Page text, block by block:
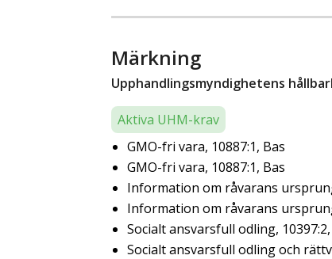
Märkning
Upphandlingsmyndighetens
Aktiva UHM-krav
GMO-fri vara, 10887:1, Bas
GMO-fri vara, 10887:1, Bas
Information om råvarans
Information om råvarans
Socialt ansvarsfull odling,
Socialt ansvarsfull odling och